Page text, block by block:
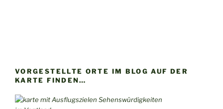
VORGESTELLTE ORTE IM BLOG AUF DER
KARTE FINDEN…